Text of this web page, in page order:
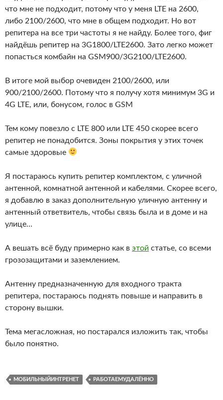
что мне не подходит, потому что у меня LTE на 2600,
либо 2100/2600, что мне в общем подходит. Но вот
репитера на все три частоты я не найду. Более того, фиг
найдёшь репитер на 3G1800/LTE2600. Зато легко может
попасться комбайн на GSM900/3G2100/LTE2600.
В итоге мой выбор очевиден 2100/2600, или
900/2100/2600. Потому что я получу хотя минимум 3G и
4G LTE, или, бонусом, голос в GSM
Тем кому повезло с LTE 800 или LTE 450 скорее всего
репитер не понадобится. Зоны покрытия у этих точек
самые здоровые
Я постараюсь купить репитер комплектом, с уличной
антенной, комнатной антенной и кабелями. Скорее всего,
я добавлю в заказ дополнительную уличную антенну и
антенный ответвитель, чтобы связь была и в доме и на
улице…
А вешать всё буду примерно как в этой статье, со всеми
грозозащитами и заземлением.
Антенну предназначенную для входного тракта
репитера, постараюсь поднять повыше и направить в
сторону вышки.
Тема мегасложная, но постарался изложить так, чтобы
было понятно.
МОБИЛЬНЫЙИНТРЕНЕТ РАБОТАЕМУДАЛЁННО